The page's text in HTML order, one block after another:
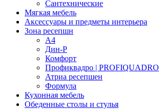
Сантехнические
Мягкая мебель
Аксессуары и предметы интерьера
Зона ресепшн
А4
Дин-Р
Комфорт
Профиквадро | PROFIQUADRO
Атриа ресепшен
Формула
Кухонная мебель
Обеденные столы и стулья